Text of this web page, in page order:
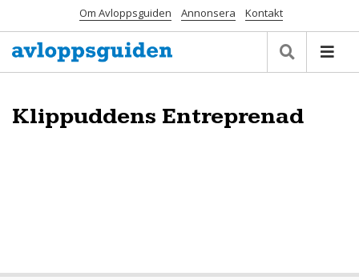
Om Avloppsguiden Annonsera Kontakt
Klippuddens Entreprenad